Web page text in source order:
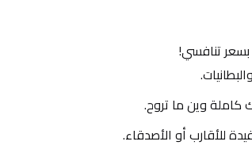
بسعر تنافسي!
كاملة وين ما تروح.
للأقارب أو الأصدقاء.